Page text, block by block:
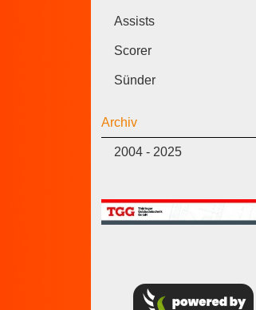
Assists
Scorer
Sünder
Archiv
2004 - 2025